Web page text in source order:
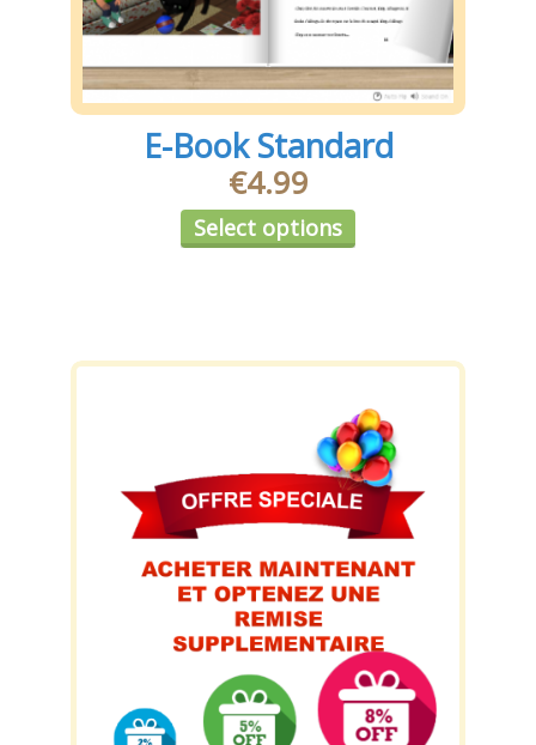
E-Book Standard
€4.99
Select options